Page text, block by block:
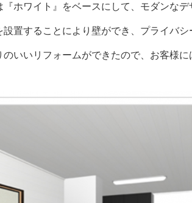
ホワイト』をベースにして、モダンなデ
置することにより壁ができ、プライバシ
いいリフォームができたので、お客様に